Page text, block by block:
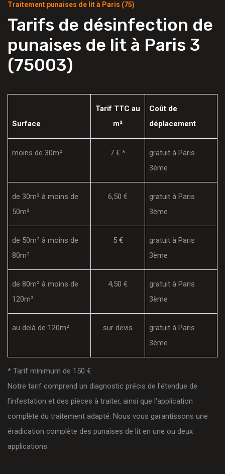
Traitement punaises de lit à Paris (75)
Tarifs de désinfection de
punaises de lit à Paris 3
(75003)
Surface
Tarif TTC au
m²
Coût de
déplacement
moins de 30m² 7 € *
gratuit à Paris
3ème
de 30m² à moins de
50m²
6,50 €
gratuit à Paris
3ème
de 50m² à moins de
80m²
5 €
gratuit à Paris
3ème
de 80m² à moins de
120m²
4,50 €
gratuit à Paris
3ème
au delà de 120m² sur devis
gratuit à Paris
3ème
* Tarif minimum de 150 €
Notre tarif comprend un diagnostic précis de l'étendue de
l'infestation et des pièces à traiter, ainsi que l'application
complète du traitement adapté. Nous vous garantissons une
éradication complète des punaises de lit en une ou deux
applications.